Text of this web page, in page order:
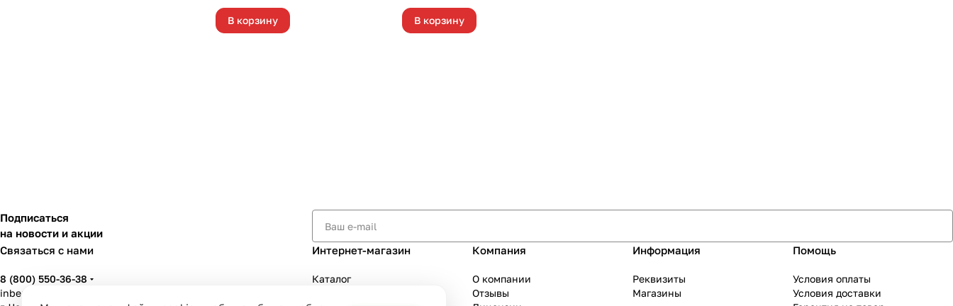
В корзину В корзину
Подписаться
на новости и акции
Связаться с нами
8 (800) 550-36-38
inbenzo35@list.ru
Интернет-магазин
Каталог
Компания
О компании
Отзывы
Информация
Реквизиты
Магазины
Помощь
Условия оплаты
Условия доставки